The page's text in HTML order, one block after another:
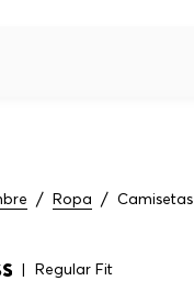
Ropa Camisetas
Regular Fit